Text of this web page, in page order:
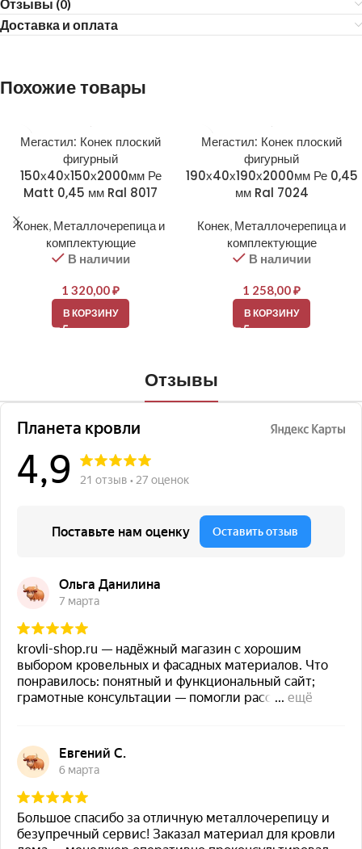
Отзывы (0)
Доставка и оплата
Похожие товары
Мегастил: Конек плоский
фигурный
150х40х150х2000мм Ре
Matt 0,45 мм Ral 8017
Конек, Металлочерепица и
комплектующие
В наличии
1 320,00₽
В КОРЗИНУ
Мегастил: Конек плоский
фигурный
190х40х190х2000мм Ре 0,45
мм Ral 7024
Конек, Металлочерепица и
комплектующие
В наличии
1 258,00₽
В КОРЗИНУ
Отзывы